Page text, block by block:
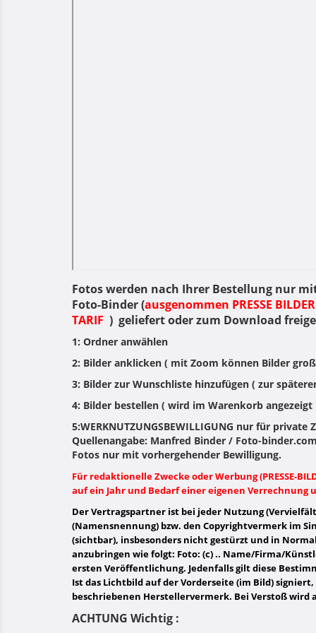
Fotos werden nach Ihrer Bestellung nur
Foto-Binder (ausgenommen PRESSE BILDER
TARIF ) geliefert oder zum Download
1: Ordner anwählen
2: Bilder anklicken ( mit Zoom können Bilder
3: Bilder zur Wunschliste hinzufügen ( zur
4: Bilder bestellen ( wird im Warenkorb angezeigt
5:WERKNUTZUNGSBEWILLIGUNG nur für
Quellenangabe: Manfred Binder / Foto-
Fotos nur mit vorhergehender Bewilligung.
Für redaktionelle Zwecke oder Werbung (PRESSE-
auf ein Jahr und Bedarf einer eigenen Verrechnung
Der Vertragspartner ist bei jeder Nutzung
(Namensnennung) bzw. den Copyrightvermerk im
(sichtbar), insbesonders nicht gestürzt und in
anzubringen wie folgt: Foto: (c) .. Name/Firma/
ersten Veröffentlichung. Jedenfalls gilt diese
Ist das Lichtbild auf der Vorderseite (im Bild)
beschriebenen Herstellervermerk. Bei Verstoß wird
ACHTUNG Wichtig :